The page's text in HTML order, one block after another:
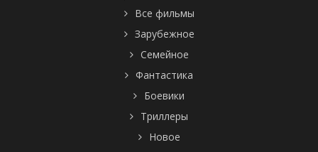
Все фильмы
Зарубежное
Семейное
Фантастика
Боевики
Триллеры
Новое